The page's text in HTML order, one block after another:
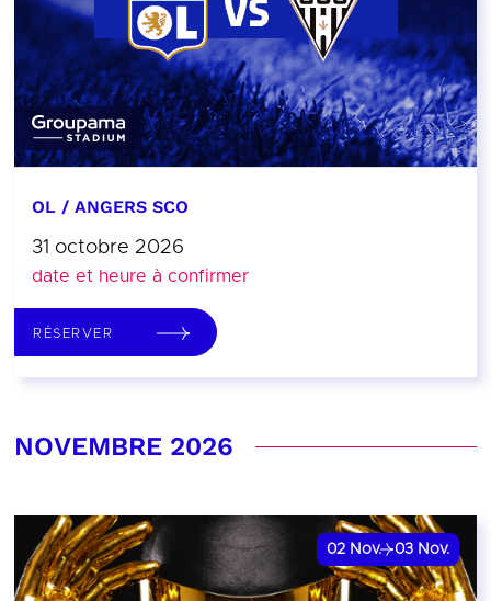
OL / ANGERS SCO
31 octobre 2026
date et heure à confirmer
RÉSERVER
NOVEMBRE 2026
02 Nov. 03 Nov.